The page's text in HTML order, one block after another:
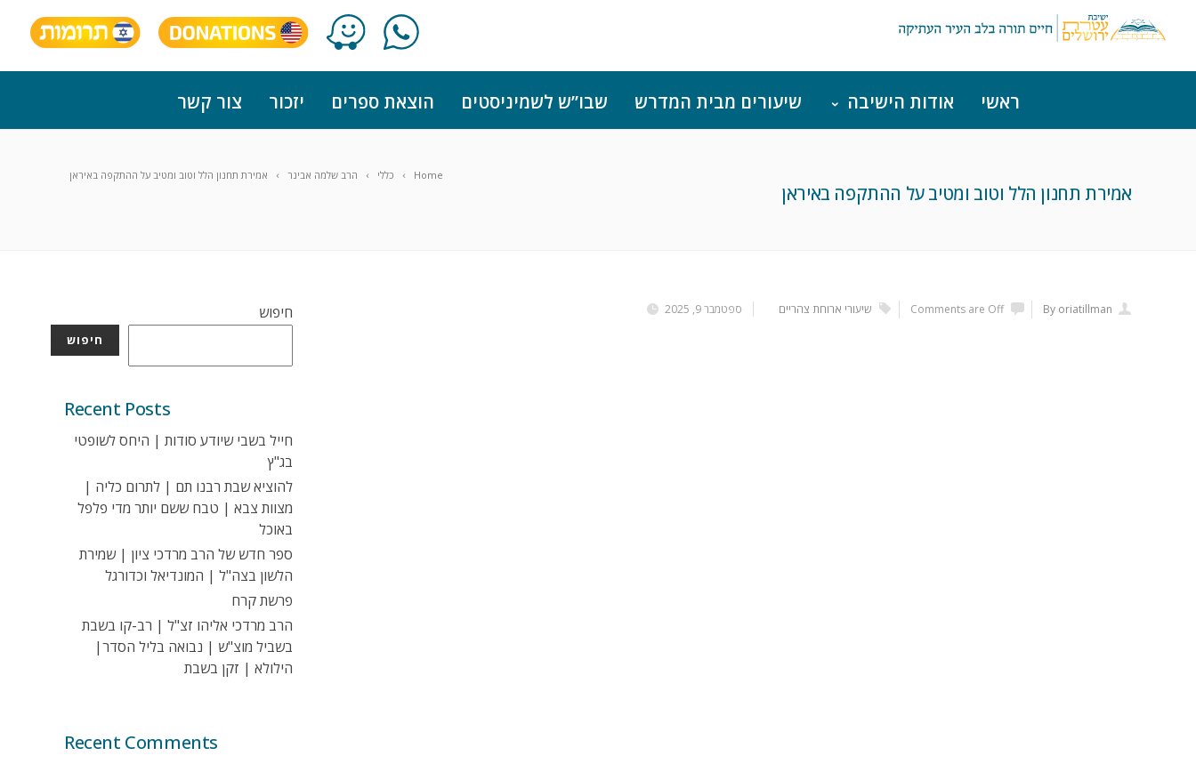
ראשי אודות הישיבה שיעורים מבית המדרש שבו”ש לשמיניסטים הוצאת ספרים יזכור צור קשר
Home כללי הרב שלמה אבינר אמירת תחנון הלל וטוב ומטיב על ההתקפה באיראן
אמירת תחנון הלל וטוב ומטיב על ההתקפה באיראן
ספטמבר 9, 2025 By oriatillman
Comments are Off שיעורי ארוחת צהריים חיפוש
חיפוש
Recent Posts
חייל בשבי שיודע סודות | היחס לשופטי
בג"ץ
להוציא שבת רבנו תם | לתרום כליה |
מצוות צבא | טבח ששם יותר מדי פלפל
באוכל
ספר חדש של הרב מרדכי ציון | שמירת
הלשון בצה"ל | המונדיאל וכדורגל
פרשת קרח
הרב מרדכי אליהו זצ"ל | רב-קו בשבת
בשביל מוצ"ש | נבואה בליל הסדר|
הילולא | זקן בשבת
Recent Comments